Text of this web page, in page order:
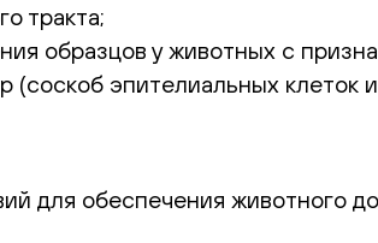
тракта;
образцов у животных с
(соскоб эпителиальных клеток
для обеспечения животного